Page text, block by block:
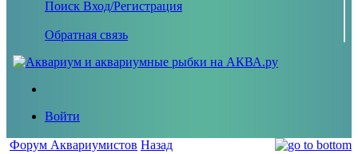
Поиск Вход/Регистрация
Обратная связь
Войти
Форум Аквариумистов Назад